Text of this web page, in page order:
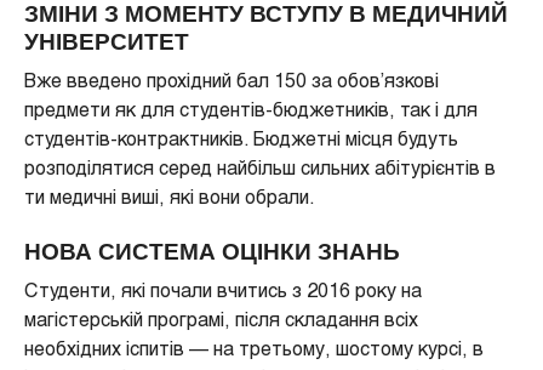
ЗМІНИ З МОМЕНТУ ВСТУПУ В МЕДИЧНИЙ
УНІВЕРСИТЕТ
Вже введено прохідний бал 150 за обов’язкові
предмети як для студентів-бюджетників, так і для
студентів-контрактників. Бюджетні місця будуть
розподілятися серед найбільш сильних абітурієнтів в
ти медичні виші, які вони обрали.
НОВА СИСТЕМА ОЦІНКИ ЗНАНЬ
Студенти, які почали вчитись з 2016 року на
магістерській програмі, після складання всіх
необхідних іспитів — на третьому, шостому курсі, в